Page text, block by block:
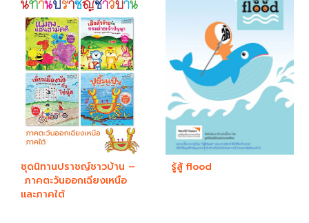
ชุดนิทานปราชญ์ชาวบ้าน –
ภาคตะวันออกเฉียงเหนือ
และภาคใต้
รู้สู้ flood